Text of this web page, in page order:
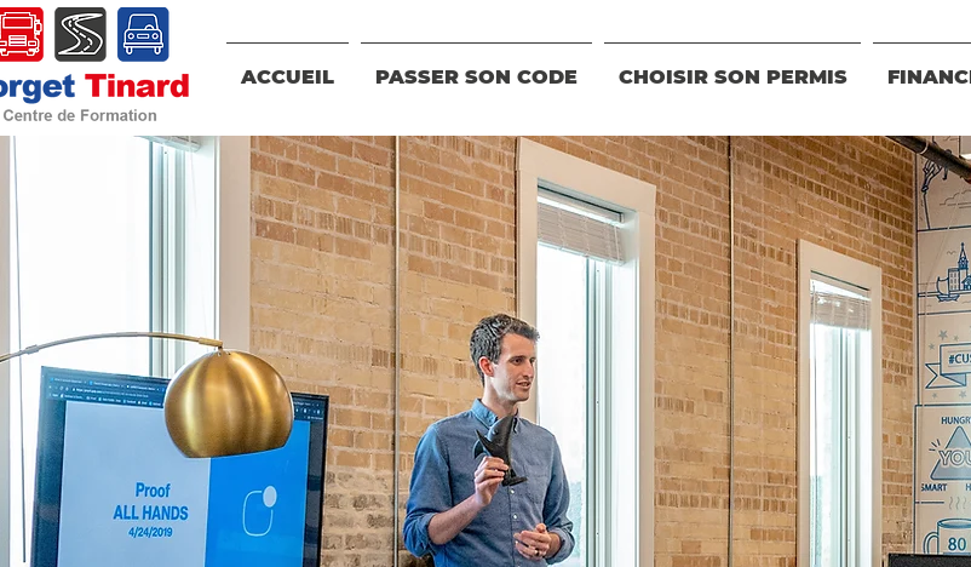
ACCUEIL PASSER SON CODE CHOISIR SON PERMIS